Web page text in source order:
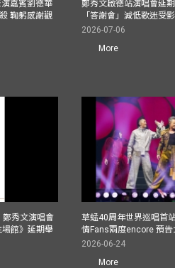
嘉賓劉德華
鞠躬感謝觀
鄭秀文啟德站演唱會延
「答謝會」減低歌迷受
2026-07-06
More
鄭秀文演唱會
館》延期舉
草蜢40周年世界巡唱首
情Fans兩度encore 預
2026-06-24
More